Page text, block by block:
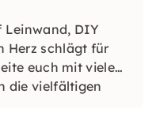
Leinwand, DIY
Herz schlägt für
euch mit vielen
die vielfältigen